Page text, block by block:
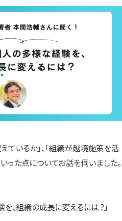
ているか」、「組織が越境施策を活
った点についてお話を伺いました。
、組織の成長に変えるには？ 」